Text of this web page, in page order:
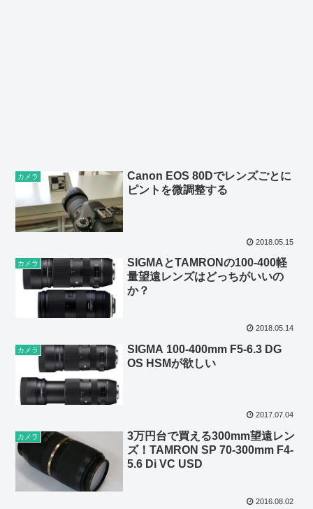
カメラ
Canon EOS 80Dでレンズごとに
ピントを微調整する
2018.05.15
カメラ
SIGMAとTAMRONの100-400軽
量望遠レンズはどっちがいいの
か？
2018.05.14
カメラ
SIGMA 100-400mm F5-6.3 DG
OS HSMが欲しい
2017.07.04
カメラ
3万円台で買える300mm望遠レン
ズ！TAMRON SP 70-300mm F4-
5.6 Di VC USD
2016.08.02